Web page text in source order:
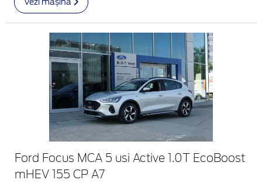
Ford Focus MCA 5 usi Active 1.0T EcoBoost
mHEV 155 CP A7